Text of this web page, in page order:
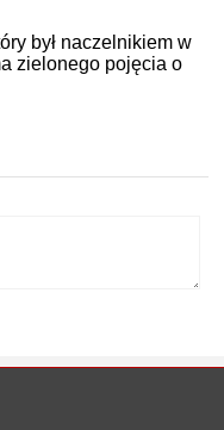
był naczelnikiem w
zielonego pojęcia o